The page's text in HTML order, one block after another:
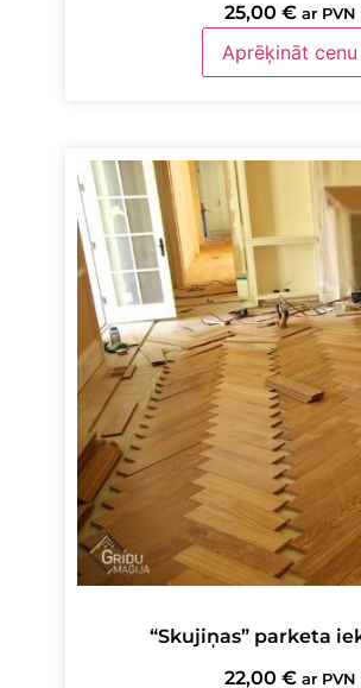
25,00 € ar PVN
Aprēķināt cenu
“Skujiņas” parketa
22,00 € ar PVN